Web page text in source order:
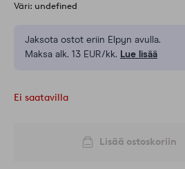
Väri: undefined
Jaksota ostot eriin Elpyn avulla.
Maksa alk. 13 EUR/kk. Lue lisää
Ei saatavilla
Lisää ostoskoriin